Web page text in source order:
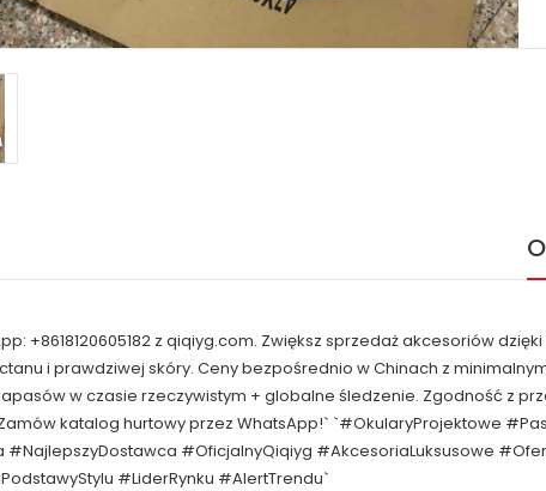
+8618120605182 z qiqiyg.com. Zwiększ sprzedaż akcesoriów
i prawdziwej skóry. Ceny bezpośrednio w Chinach z
w czasie rzeczywistym + globalne śledzenie. Zgodność z
katalog hurtowy przez WhatsApp!` `#OkularyProjektowe
#NajlepszyDostawca #OficjalnyQiqiyg #AkcesoriaLuksusowe
#LiderRynku #AlertTrendu`